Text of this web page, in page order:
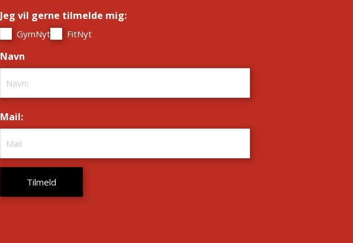
Jeg vil gerne tilmelde mig:
GymNyt FitNyt
Navn
Mail: